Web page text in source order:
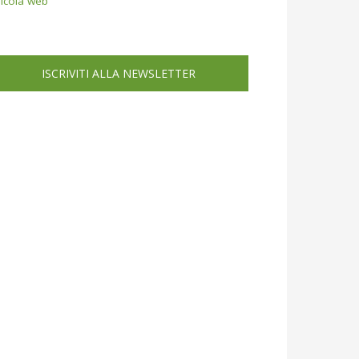
ISCRIVITI ALLA NEWSLETTER